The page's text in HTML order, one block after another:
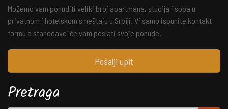
Možemo vam ponuditi veliki broj apartmana, studija i soba u
privatnom i hotelskom smeštaju u Srbiji. Vi samo ispunite kontakt
formu a stanodavci će vam poslati svoje ponude.
Pošalji upit
Pretraga